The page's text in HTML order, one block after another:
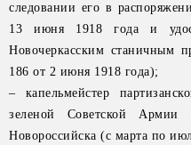
следовании его в
13 июня 1918 года и
Новочеркасским станичным
186 от 2 июня 1918 года);
– капельмейстер
зеленой Советской
Новороссийска (с марта по